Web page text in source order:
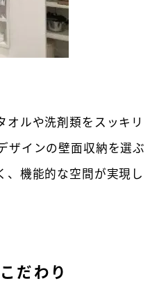
オルや洗剤類をスッキリ
ザインの壁面収納を選ぶ
、機能的な空間が実現し
だわり